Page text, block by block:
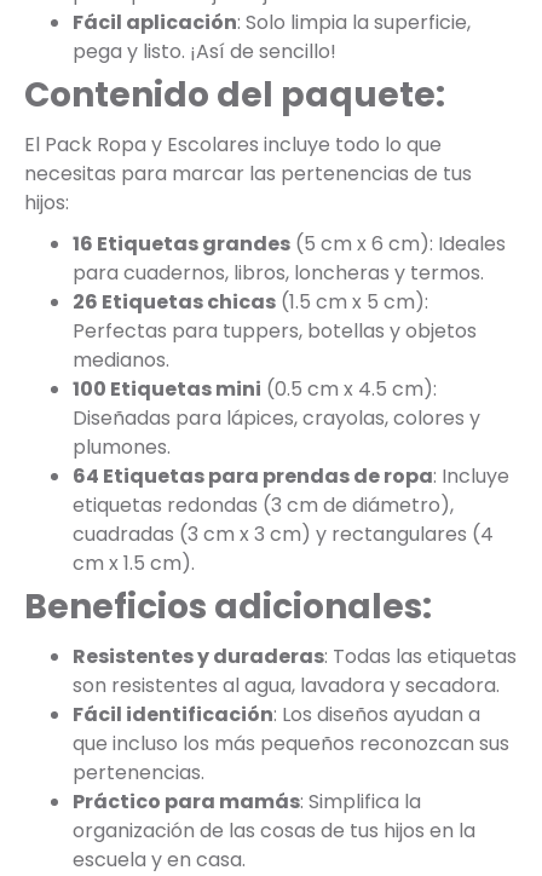
Fácil aplicación: Solo limpia la superficie,
pega y listo. ¡Así de sencillo!
Contenido del paquete:
El Pack Ropa y Escolares incluye todo lo que
necesitas para marcar las pertenencias de tus
hijos:
16 Etiquetas grandes (5 cm x 6 cm): Ideales
para cuadernos, libros, loncheras y termos.
26 Etiquetas chicas (1.5 cm x 5 cm):
Perfectas para tuppers, botellas y objetos
medianos.
100 Etiquetas mini (0.5 cm x 4.5 cm):
Diseñadas para lápices, crayolas, colores y
plumones.
64 Etiquetas para prendas de ropa: Incluye
etiquetas redondas (3 cm de diámetro),
cuadradas (3 cm x 3 cm) y rectangulares (4
cm x 1.5 cm).
Beneficios adicionales:
Resistentes y duraderas: Todas las etiquetas
son resistentes al agua, lavadora y secadora.
Fácil identificación: Los diseños ayudan a
que incluso los más pequeños reconozcan sus
pertenencias.
Práctico para mamás: Simplifica la
organización de las cosas de tus hijos en la
escuela y en casa.